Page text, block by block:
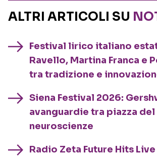
ALTRI ARTICOLI SU
Festival lirico italiano
Ravello, Martina Franca e
tra tradizione e
Siena Festival 2026:
avanguardie tra piazza del
neuroscienze
Radio Zeta Future Hits